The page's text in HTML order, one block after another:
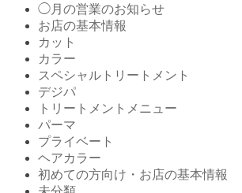
◯月の営業のお知らせ
お店の基本情報
カット
カラー
スペシャルトリートメント
デジパ
トリートメントメニュー
パーマ
プライベート
ヘアカラー
初めての方向け・お店の基本情報